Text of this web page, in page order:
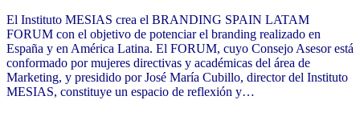
El Instituto MESIAS crea el BRANDING SPAIN LATAM
FORUM con el objetivo de potenciar el branding realizado en
España y en América Latina. El FORUM, cuyo Consejo Asesor está
conformado por mujeres directivas y académicas del área de
Marketing, y presidido por José María Cubillo, director del Instituto
MESIAS, constituye un espacio de reflexión y…